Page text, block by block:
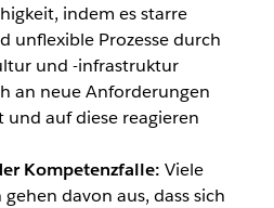
indem es starre
unflexible Prozesse durch
und -infrastruktur
an neue Anforderungen
und auf diese reagieren
Kompetenzfalle: Viele
davon aus, dass sich